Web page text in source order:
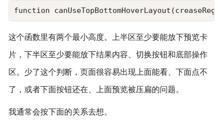
function
这个函数里有两个最小高度。上半区至少要能放下预览卡
片，下半区至少要能放下结果内容、切换按钮和底部操作
区。少了这个判断，页面很容易出现上面能看、下面点不
了，或者下面按钮还在、上面预览被压扁的问题。
我通常会按下面的关系去想。